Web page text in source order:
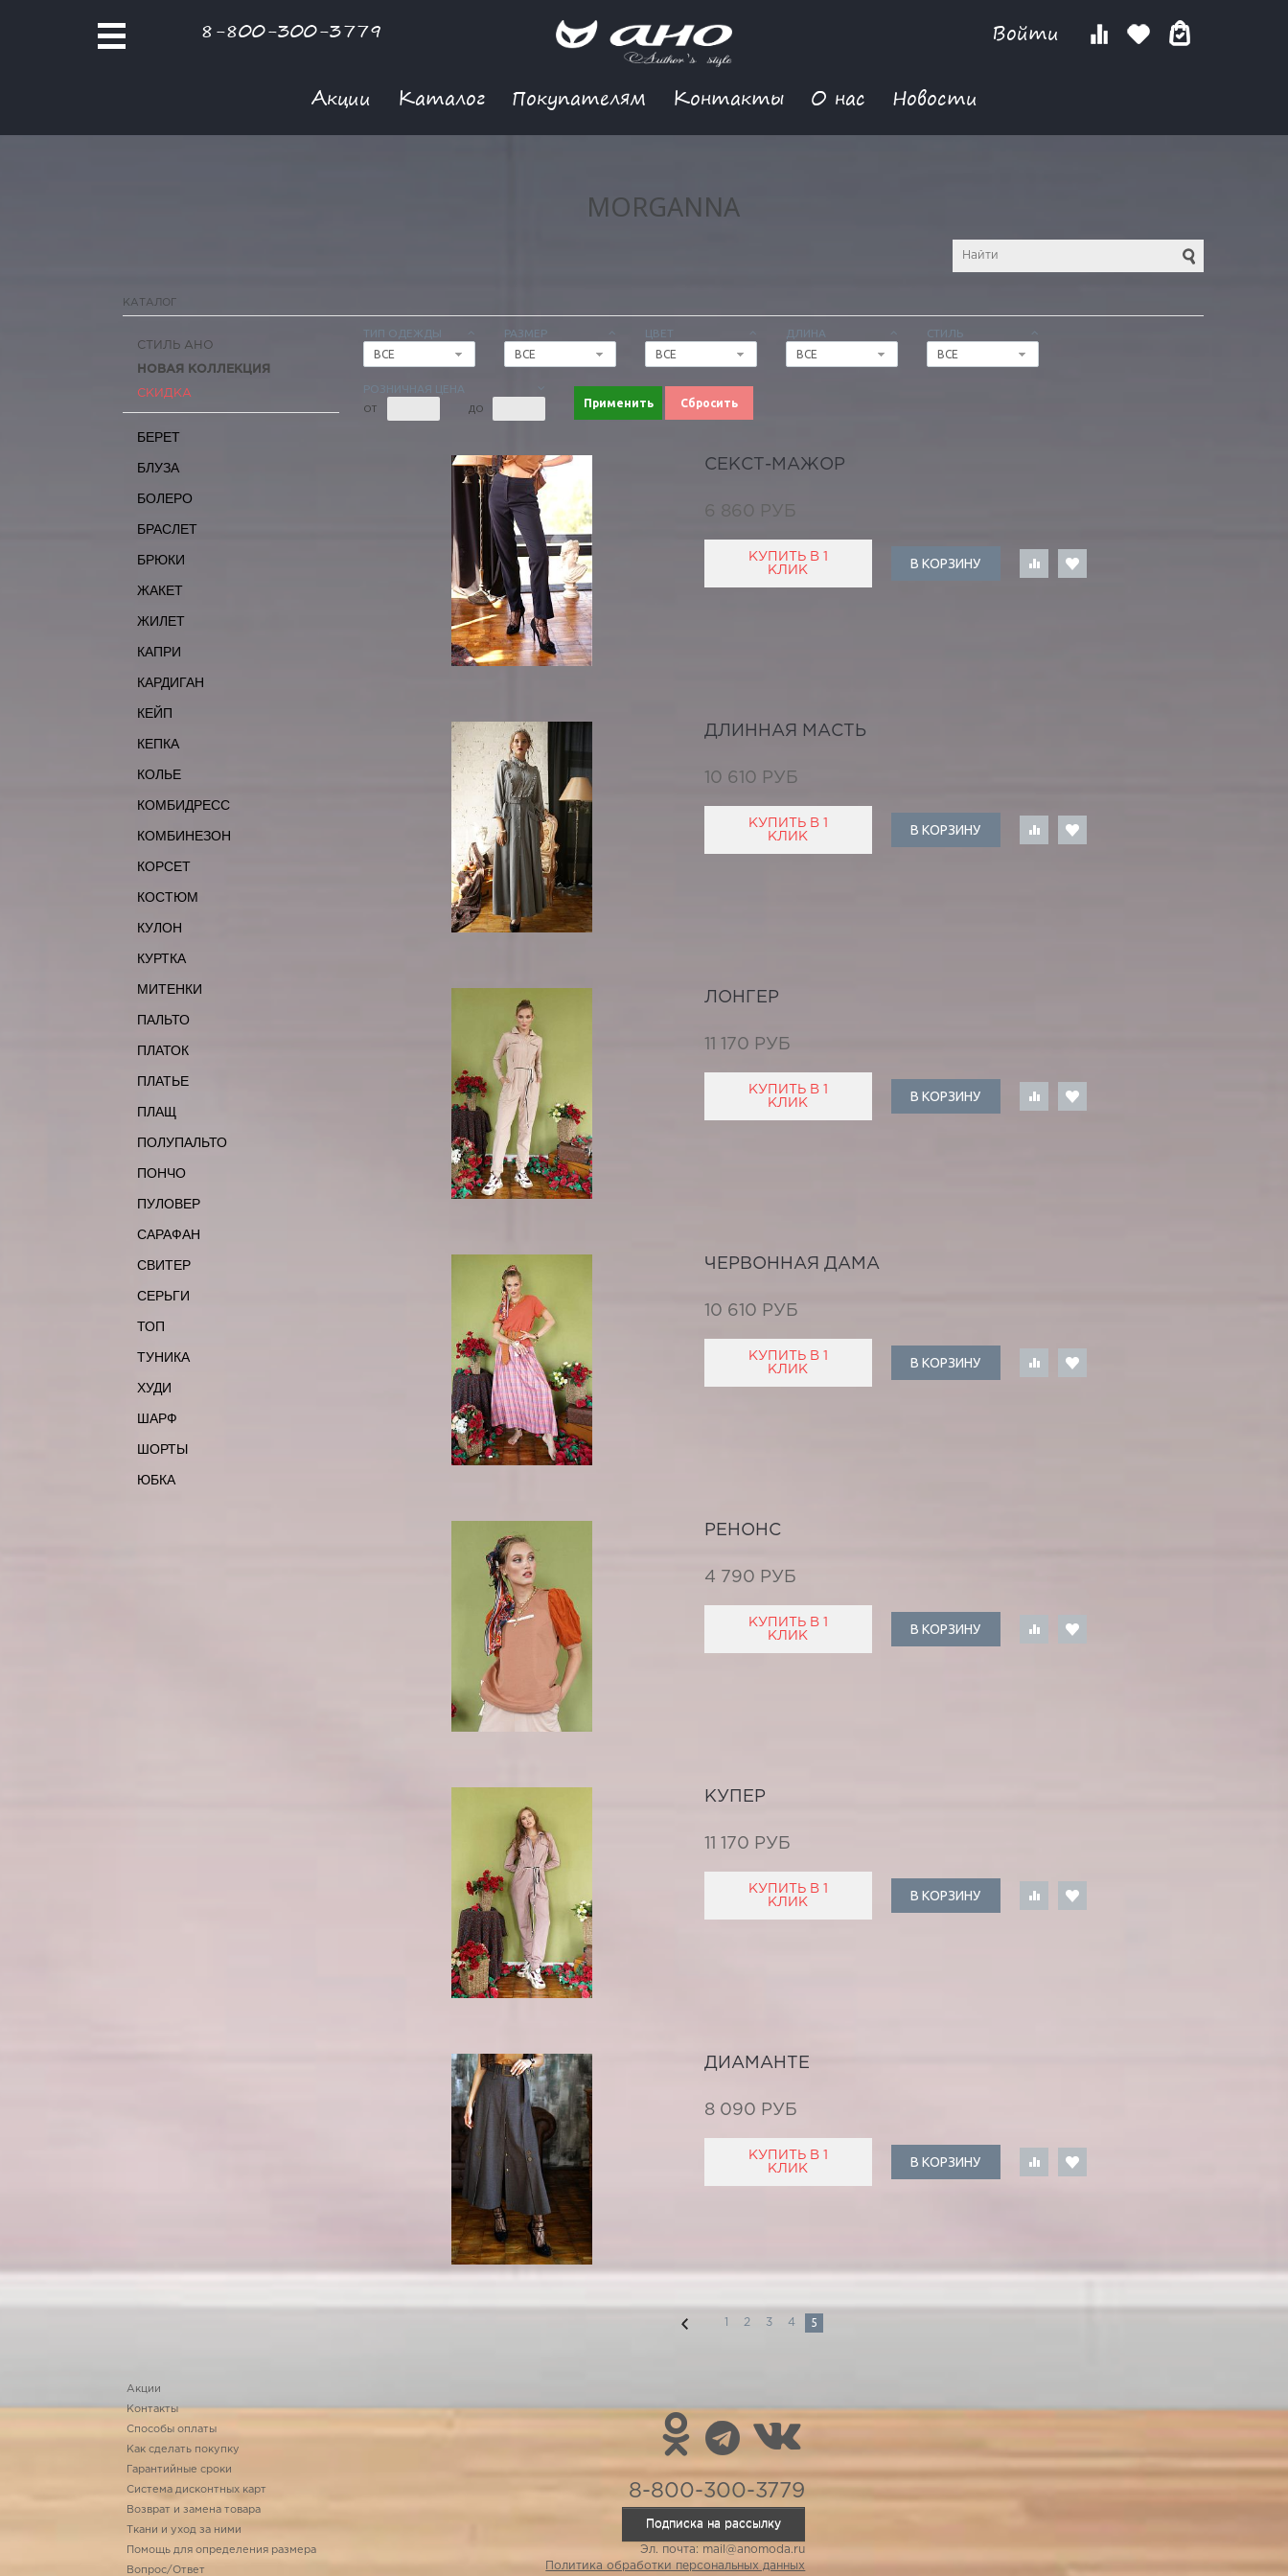
8-800-300-3779 Войти
Акции Каталог Покупателям Контакты О нас Новости
MORGANNA
КАТАЛОГ
ТИП ОДЕЖДЫ
ВСЕ
РАЗМЕР
ВСЕ
ЦВЕТ
ВСЕ
ДЛИНА
ВСЕ
СТИЛЬ
ВСЕ
РОЗНИЧНАЯ ЦЕНА
ОТ ДО Применить Сбросить
СТИЛЬ АНО
НОВАЯ КОЛЛЕКЦИЯ
СКИДКА
БЕРЕТ
БЛУЗА
БОЛЕРО
БРАСЛЕТ
БРЮКИ
ЖАКЕТ
ЖИЛЕТ
КАПРИ
КАРДИГАН
КЕЙП
КЕПКА
КОЛЬЕ
КОМБИДРЕСС
КОМБИНЕЗОН
КОРСЕТ
КОСТЮМ
КУЛОН
КУРТКА
МИТЕНКИ
ПАЛЬТО
ПЛАТОК
ПЛАТЬЕ
ПЛАЩ
ПОЛУПАЛЬТО
ПОНЧО
ПУЛОВЕР
САРАФАН
СВИТЕР
СЕРЬГИ
ТОП
ТУНИКА
ХУДИ
ШАРФ
ШОРТЫ
ЮБКА
СЕКСТ-МАЖОР
6 860 РУБ
КУПИТЬ В 1
КЛИК
В КОРЗИНУ
ДЛИННАЯ МАСТЬ
10 610 РУБ
КУПИТЬ В 1
КЛИК
В КОРЗИНУ
ЛОНГЕР
11 170 РУБ
КУПИТЬ В 1
КЛИК
В КОРЗИНУ
ЧЕРВОННАЯ ДАМА
10 610 РУБ
КУПИТЬ В 1
КЛИК
В КОРЗИНУ
РЕНОНС
4 790 РУБ
КУПИТЬ В 1
КЛИК
В КОРЗИНУ
КУПЕР
11 170 РУБ
КУПИТЬ В 1
КЛИК
В КОРЗИНУ
ДИАМАНТЕ
8 090 РУБ
КУПИТЬ В 1
КЛИК
В КОРЗИНУ
1 2 3 4 5
Акции
Контакты
Способы оплаты
Как сделать покупку
Гарантийные сроки
Система дисконтных карт
Возврат и замена товара
Ткани и уход за ними
Помощь для определения размера
Вопрос/Ответ
8-800-300-3779
Подписка на рассылку
Эл. почта: mail@anomoda.ru
Политика обработки персональных данных